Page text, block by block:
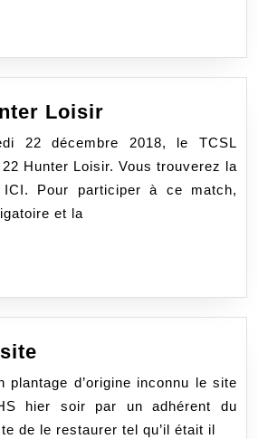
Loisir
22
Hunter
Loisir
22 décembre 2018, le TCSL
Hunter Loisir. Vous trouverez la
ICI. Pour participer à ce match,
et la
du
site
plantage d’origine inconnu le site
hier soir par un adhérent du
de le restaurer tel qu’il était il